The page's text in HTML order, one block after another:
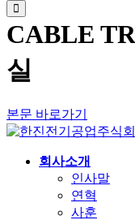
CABLE
실
본문 바로가기
회사소개
인사말
연혁
사훈